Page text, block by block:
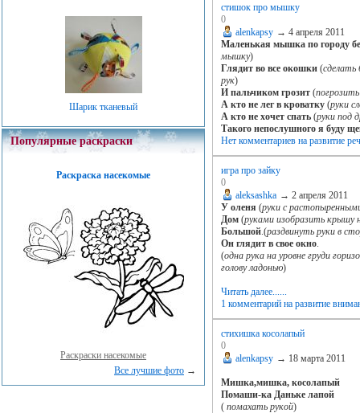
Шарик тканевый
Популярные раскраски
Раскраска насекомые
Раскраски насекомые
Все лучшие фото →
стишок про мышку
0
alenkapsy → 4 апреля 2011
Маленькая мышка по городу
мышку)
Глядит во все окошки(сделать
рук)
И пальчиком грозит(
А кто не лег в кроватку(руки
А кто не хочет спать(руки под
Такого непослушного я буду
Нет комментариев на развитие
игра про зайку
0
aleksashka → 2 апреля 2011
У оленя (руки с
Дом(руками изобразить крышу
Большой.(раздвинуть руки в
Он глядит в свое окно.
(одна рука на уровне груди
голову ладонью)
Читать далее......
1 комментарий на развитие
стихишка косолапый
0
alenkapsy → 18 марта 2011
Мишка,мишка, косолапый
Помаши-ка Даньке лапой
(помахать рукой)